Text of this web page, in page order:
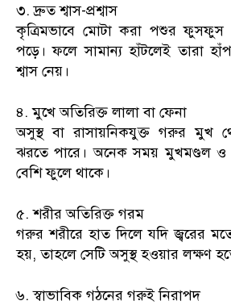
৩. দ্রুত শ্বাস-প্রশ্বাস
কৃত্রিমভাবে মোটা করা পশুর ফুসফুস
পড়ে। ফলে সামান্য হাঁটলেই তারা
শ্বাস নেয়।
৪. মুখে অতিরিক্ত লালা বা ফেনা
অসুস্থ বা রাসায়নিকযুক্ত গরুর মুখ
ঝরতে পারে। অনেক সময় মুখমণ্ডল ও
বেশি ফুলে থাকে।
৫. শরীর অতিরিক্ত গরম
গরুর শরীরে হাত দিলে যদি জ্বরের
হয়, তাহলে সেটি অসুস্থ হওয়ার লক্ষণ
৬. স্বাভাবিক গঠনের গরুই নিরাপদ